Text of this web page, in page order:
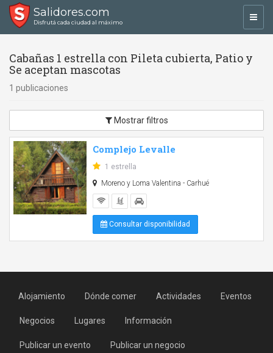
Salidores.com
Disfrutá cada ciudad al máximo
Cabañas 1 estrella con Pileta cubierta, Patio y
Se aceptan mascotas
1 publicaciones
Mostrar filtros
Complejo Levalle
1 estrella
Moreno y Loma Valentina - Carhué
Consultar disponibilidad
Alojamiento Dónde comer Actividades Eventos
Negocios Lugares Información
Publicar un evento Publicar un negocio